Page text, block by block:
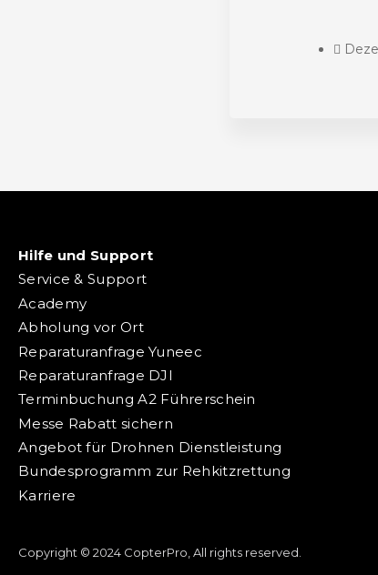
Hilfe und Support
Service & Support
Academy
Abholung vor Ort
Reparaturanfrage Yuneec
Reparaturanfrage DJI
Terminbuchung A2 Führerschein
Messe Rabatt sichern
Angebot für Drohnen Dienstleistung
Bundesprogramm zur Rehkitzrettung
Karriere
Copyright © 2024 CopterPro, All rights reserved.